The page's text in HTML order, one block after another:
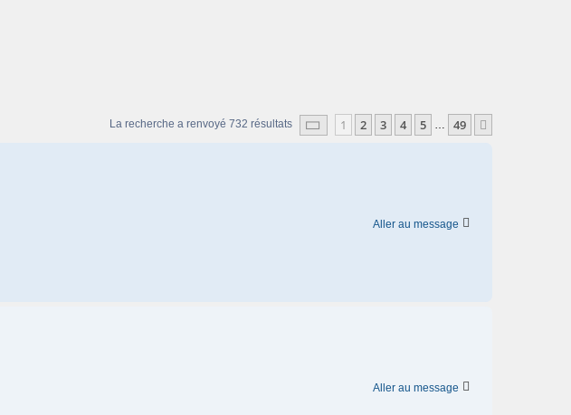
La recherche a renvoyé 732 résultats Page sur49
1 2 3 4 5 … 49
Aller au message
Aller au message